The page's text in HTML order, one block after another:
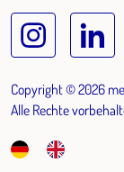
Copyright © 2026
Alle Rechte